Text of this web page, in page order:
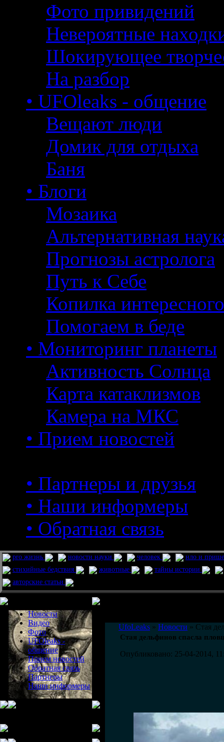
Фото привидений
Невероятные
Шокирующее
На разбор
• UFOleaks - общение
Вещают люди
Домик для отдыха
Баня
• Блоги
Мозаика
Альтернативная
Прогнозы астролога
Путь к Себе
Копилка интересного
Помогаем в беде
• Мониторинг планеты
Активность Солнца
Карта катаклизмов
Камера на МКС
• Прием новостей
• Партнеры и друзья
• Наши информеры
• Обратная связь
pro жизнь новости науки человек
нло и
стихийные бедствия
животные
тайны истории
авторские статьи
Новости
Видео
Фото
UFOleaks -
общение
Прием новостей
Обратная связь
Партнеры
Наши информеры
UfoLeaks » Новости » Стая
Стая дельфинов спасла
Опубликовано: 25-04-2014,